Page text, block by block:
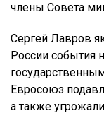
члены Совета
Сергей Лавров
России события
Евросоюз
а также